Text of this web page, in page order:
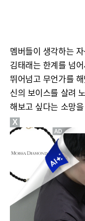
멤버들이 생각하는
김태래는 한계를 넘
뛰어넘고 무언가를
신의 보이스를 살려
해보고 싶다는 소망
X